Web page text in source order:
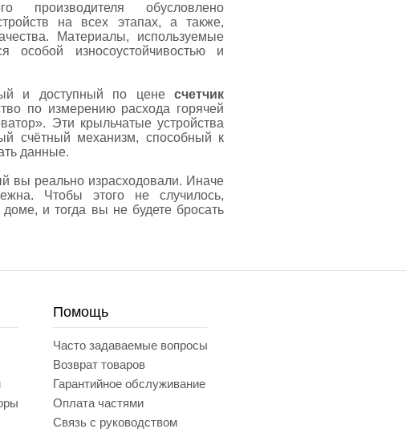
производителя обусловлено
на всех этапах, а также,
Материалы, используемые
особой износоустойчивостью и
и доступный по цене счетчик
по измерению расхода горячей
Эти крыльчатые устройства
счётный механизм, способный к
данные.
вы реально израсходовали. Иначе
Чтобы этого не случилось,
и тогда вы не будете бросать
Помощь
Часто задаваемые вопросы
Возврат товаров
Гарантийное обслуживание
Оплата частями
Связь с руководством